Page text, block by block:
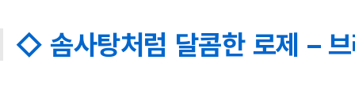
◇ 솜사탕처럼 달콤한 로제 –